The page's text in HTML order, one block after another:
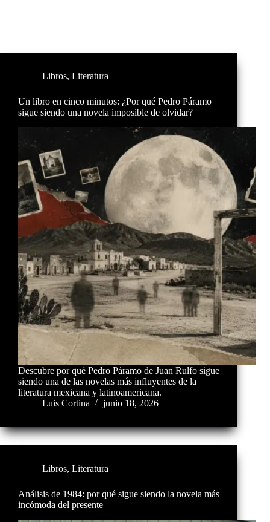
Libros, Literatura
Un libro en cinco minutos: ¿Por qué Pedro Páramo
sigue siendo una novela imposible de olvidar?
Descubre por qué Pedro Páramo de Juan Rulfo sigue
siendo una de las novelas más influyentes de la
literatura mexicana y latinoamericana.
Luis Cortina
junio 18, 2026
Libros, Literatura
Análisis de 1984: por qué sigue siendo la novela más
incómoda del presente